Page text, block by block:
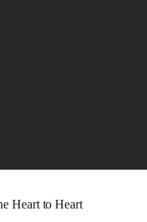
Heart to Heart